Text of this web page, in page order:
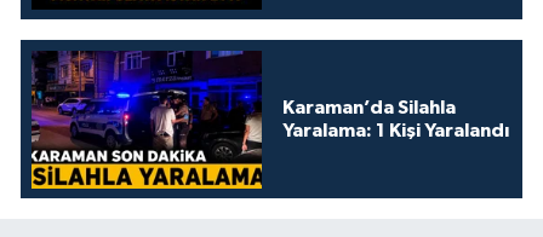
Karaman’da Silahla
Yaralama: 1 Kişi Yaralandı